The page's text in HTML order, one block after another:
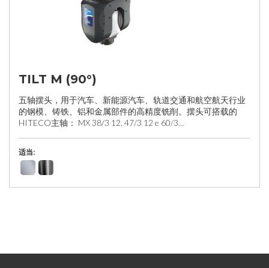
TILT M (90°)
五轴摆头，用于汽车、新能源汽车、轨道交通和航空航天行业
的钢模、铸铁、铝和金属部件的高精度铣削。摆头可搭载的
HITECO主轴： MX 38/3 12, 47/3 12 e 60/3...
适当: